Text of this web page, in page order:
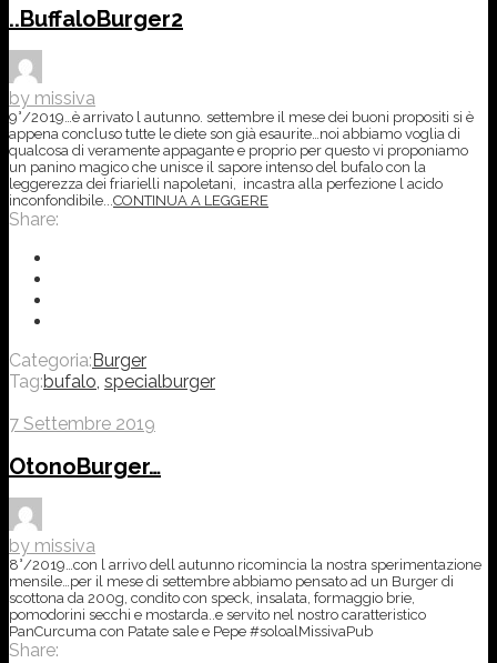
..BuffaloBurger2
by missiva
9°/2019…è arrivato l autunno. settembre il mese dei buoni propositi si è
appena concluso tutte le diete son già esaurite…noi abbiamo voglia di
qualcosa di veramente appagante e proprio per questo vi proponiamo
un panino magico che unisce il sapore intenso del bufalo con la
leggerezza dei friarielli napoletani, incastra alla perfezione l acido
inconfondibile...CONTINUA A LEGGERE
Share:
Categoria: Burger
Tag:bufalo, specialburger
7 Settembre 2019
OtonoBurger…
by missiva
8°/2019…con l arrivo dell autunno ricomincia la nostra sperimentazione
mensile…per il mese di settembre abbiamo pensato ad un Burger di
scottona da 200g, condito con speck, insalata, formaggio brie,
pomodorini secchi e mostarda..e servito nel nostro caratteristico
PanCurcuma con Patate sale e Pepe #soloalMissivaPub
Share: